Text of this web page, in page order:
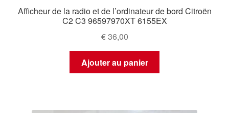
Afficheur de la radio et de l’ordinateur de bord Citroën
C2 C3 96597970XT 6155EX
€36,00
Ajouter au panier